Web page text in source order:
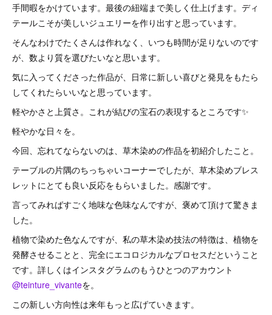
手間暇をかけています。最後の紐端まで美しく仕上げます。ディ
テールこそが美しいジュエリーを作り出すと思っています。
そんなわけでたくさんは作れなく、いつも時間が足りないのです
が、数より質を選びたいなと思います。
気に入ってくださった作品が、日常に新しい喜びと発見をもたら
してくれたらいいなと思っています。
軽やかさと上質さ。これが結びの宝石の表現するところです✨
軽やかな日々を。
今回、忘れてならないのは、草木染めの作品を初紹介したこと。
テーブルの片隅のちっちゃいコーナーでしたが、草木染めブレス
レットにとても良い反応をもらいました。感謝です。
言ってみればすごく地味な色味なんですが、褒めて頂けて驚きま
した。
植物で染めた色なんですが、私の草木染め技法の特徴は、植物を
発酵させることと、完全にエコロジカルなプロセスだということ
です。詳しくはインスタグラムのもうひとつのアカウント
@teinture_vivanteを。
この新しい方向性は来年もっと広げていきます。